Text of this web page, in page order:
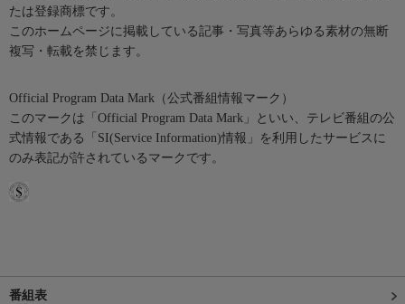
たは登録商標です。
このホームページに掲載している記事・写真等あらゆる素材の無断
複写・転載を禁じます。
Official Program Data Mark（公式番組情報マーク）
このマークは「Official Program Data Mark」といい、テレビ番組の公
式情報である「SI(Service Information)情報」を利用したサービスに
のみ表記が許されているマークです。
番組表